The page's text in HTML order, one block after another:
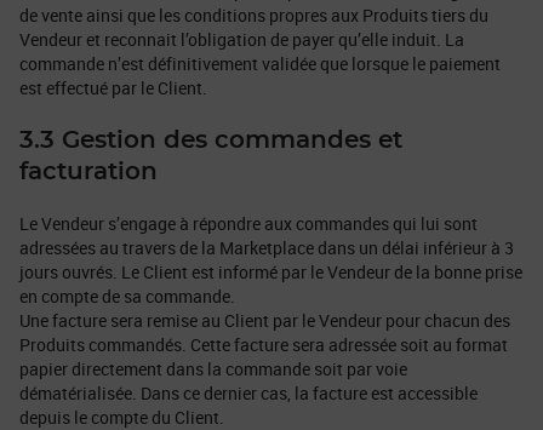
de vente ainsi que les conditions propres aux Produits tiers du
Vendeur et reconnait l’obligation de payer qu’elle induit. La
commande n’est définitivement validée que lorsque le paiement
est effectué par le Client.
3.3 Gestion des commandes et
facturation
Le Vendeur s’engage à répondre aux commandes qui lui sont
adressées au travers de la Marketplace dans un délai inférieur à 3
jours ouvrés. Le Client est informé par le Vendeur de la bonne prise
en compte de sa commande.
Une facture sera remise au Client par le Vendeur pour chacun des
Produits commandés. Cette facture sera adressée soit au format
papier directement dans la commande soit par voie
dématérialisée. Dans ce dernier cas, la facture est accessible
depuis le compte du Client.